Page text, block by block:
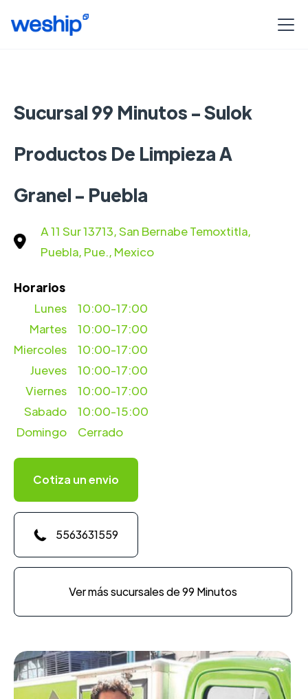
Sucursal 99 Minutos - Sulok
Productos De Limpieza A
Granel - Puebla
A 11 Sur 13713, San Bernabe Temoxtitla,
Puebla, Pue., Mexico
Horarios
10:00-17:00
Martes
Miercoles
Lunes
10:00-17:00
10:00-17:00
Jueves
10:00-17:00
Viernes
10:00-17:00
Sabado
10:00-15:00
Domingo
Cerrado
Cotiza un envio
5563631559
Ver más sucursales de 99 Minutos